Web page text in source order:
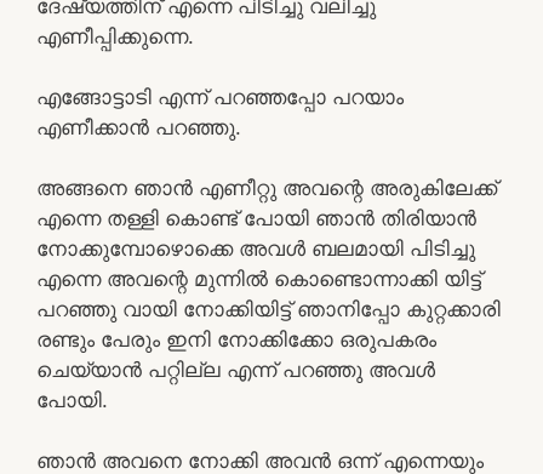
ദേഷ്യത്തിന് എന്നെ പിടിച്ചു വലിച്ചു
എണീപ്പിക്കുന്നെ.
എങ്ങോട്ടാടി എന്ന് പറഞ്ഞപ്പോ പറയാം
എണീക്കാൻ പറഞ്ഞു.
അങ്ങനെ ഞാൻ എണീറ്റു അവന്റെ അരുകിലേക്ക്
എന്നെ തള്ളി കൊണ്ട് പോയി ഞാൻ തിരിയാൻ
നോക്കുമ്പോഴൊക്കെ അവൾ ബലമായി പിടിച്ചു
എന്നെ അവന്റെ മുന്നിൽ കൊണ്ടൊന്നാക്കി യിട്ട്
പറഞ്ഞു വായി നോക്കിയിട്ട് ഞാനിപ്പോ കുറ്റക്കാരി
രണ്ടും പേരും ഇനി നോക്കിക്കോ ഒരുപകരം
ചെയ്യാൻ പറ്റില്ല എന്ന് പറഞ്ഞു അവൾ
പോയി.
ഞാൻ അവനെ നോക്കി അവൻ ഒന്ന് എന്നെയും